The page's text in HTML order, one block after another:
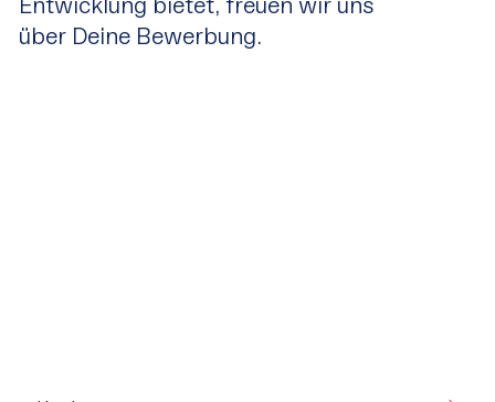
Entwicklung bietet, freuen wir uns
über Deine Bewerbung.